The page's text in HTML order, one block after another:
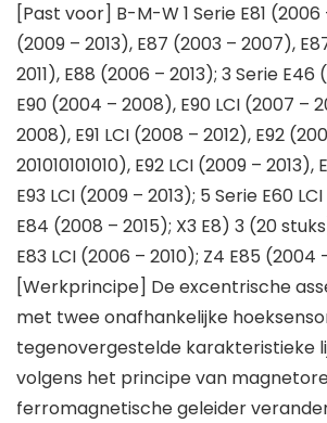
[Past voor] B-M-W 1 Serie E81 (2006
(2009 – 2013), E87 (2003 – 2007),
2011), E88 (2006 – 2013); 3 Serie
E90 (2004 – 2008), E90 LCI (2007 –
2008), E91 LCI (2008 – 2012), E92
201010101010), E92 LCI (2009 –
E93 LCI (2009 – 2013); 5 Serie E60
E84 (2008 – 2015); X3 E8) 3 (20
E83 LCI (2006 – 2010); Z4 E85 (2004
[Werkprincipe] De excentrische
met twee onafhankelijke
tegenovergestelde karakteristieke
volgens het principe van
ferromagnetische geleider